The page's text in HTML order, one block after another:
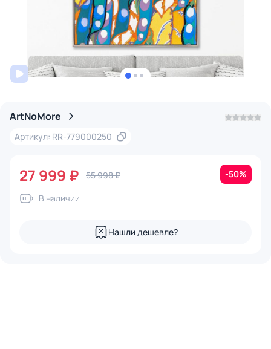
ArtNoMore
Артикул: RR-779000250
27 999 ₽ 55 998 ₽ -50%
В наличии
Нашли дешевле?